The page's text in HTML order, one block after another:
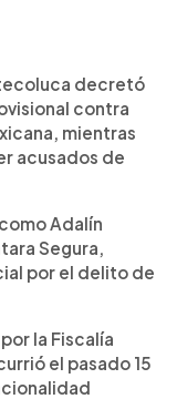
decretó
contra
mientras
acusados de
Adalín
Segura,
por el delito de
la Fiscalía
el pasado 15